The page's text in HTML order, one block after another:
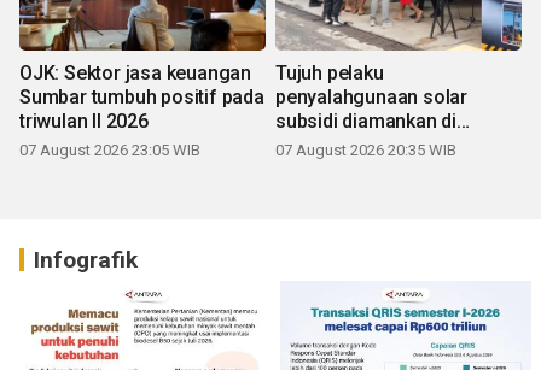
OJK: Sektor jasa keuangan
Sumbar tumbuh positif pada
triwulan II 2026
07 August 2026 23:05 WIB
Tujuh pelaku
penyalahgunaan solar
subsidi diamankan di
Sumbar
07 August 2026 20:35 WIB
Infografik